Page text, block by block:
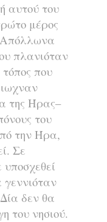
αυτού του
μέρος
Απόλλωνα
πλανιόταν
που
της Ήρας–
του
την Ήρα,
Σε
γεννιόταν
δεν θα
του νησιού.